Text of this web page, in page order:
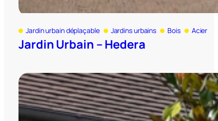
Jardin urbain déplaçable Jardins urbains Bois Acier
Jardin Urbain – Hedera